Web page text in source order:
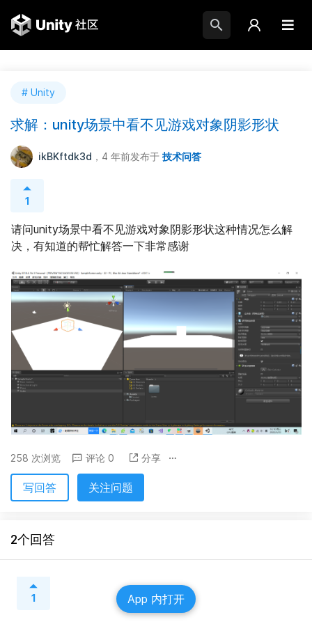
# Unity
求解：unity场景中看不见游戏对象阴影形状
ikBKftdk3d ，4 年前发布于 技术问答
1
请问unity场景中看不见游戏对象阴影形状这种情况怎么解
决，有知道的帮忙解答一下非常感谢
258 次浏览 评论 0 分享
写回答 关注问题
2个回答
1 App 内打开